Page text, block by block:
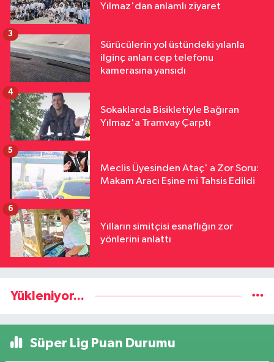
Yılmaz'dan anlamlı ziyaret
Sürücülerin yol üstündeki yılanla
ilginç anları cep telefonu
kamerasına yansıdı
3
Sokaklarda Bisikletiyle Bağıran
Yılmaz'a Tramvay Çarptı
4
Meclis Üyesinden Ataç' a Zor Soru:
Makam Aracı Eşine mi Tahsis Edildi
5
Yılların simitçisi esnaflığın zor
yönlerini anlattı
6
Yükleniyor...
Süper Lig Puan Durumu